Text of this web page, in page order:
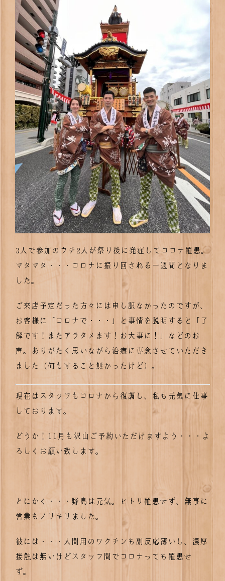
3人で参加のウチ2人が祭り後に発症してコロナ罹患。
マタマタ・・・コロナに振り回される一週間となりま
した。
ご来店予定だった方々には申し訳なかったのですが、
お客様に「コロナで・・・」と事情を説明すると「了
解です！またアラタメます！お大事に！」などのお
声。ありがたく思いながら治療に専念させていただき
ました（何もすること無かったけど）。
現在はスタッフもコロナから復調し、私も元気に仕事
しております。
どうか！11月も沢山ご予約いただけますよう・・・よ
ろしくお願い致します。
とにかく・・・野島は元気。ヒトリ罹患せず、無事に
営業もノリキリました。
彼には・・・人間用のワクチンも副反応薄いし、濃厚
接触は無いけどスタッフ間でコロナっても罹患せ
ず。